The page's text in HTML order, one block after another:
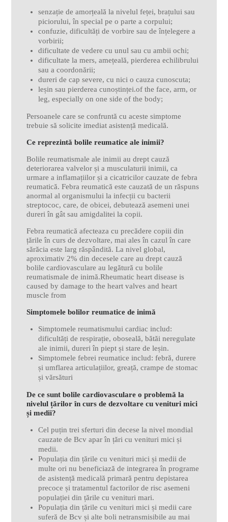
senzație de amorțeală la nivelul feței, brațului sau
piciorului, în special pe o parte a corpului;
confuzie, dificultăți de vorbire sau de înțelegere a
vorbirii;
dificultate de vedere cu unul sau cu ambii ochi;
dificultate la mers, amețeală, pierderea echilibrului
sau a coordonării;
dureri de cap severe, cu nici o cauza cunoscuta;
leșin sau pierderea cunoștinței.of the face, arm, or
leg, especially on one side of the body;
Persoanele care se confruntă cu aceste simptome
trebuie să solicite imediat asistență medicală.
Ce reprezintă bolile reumatice ale inimii?
Bolile reumatismale ale inimii au drept cauză
deteriorarea valvelor și a musculaturii inimii, ca
urmare a inflamațiilor și a cicatricilor cauzate de febra
reumatică. Febra reumatică este cauzată de un răspuns
anormal al organismului la infecții cu bacterii
streptococ, care, de obicei, debutează asemeni unei
dureri în gât sau amigdalitei la copii.
Febra reumatică afecteaza cu precădere copiii din
țările în curs de dezvoltare, mai ales în cazul în care
sărăcia este larg răspândită. La nivel global,
aproximativ 2% din decesele care au drept cauză
bolile cardiovasculare au legătură cu bolile
reumatismale de inimă.Rheumatic heart disease is
caused by damage to the heart valves and heart
muscle from
Simptomele bolilor reumatice de inimă
Simptomele reumatismului cardiac includ:
dificultăți de respirație, oboseală, bătăi neregulate
ale inimii, dureri în piept și stare de leșin.
Simptomele febrei reumatice includ: febră, durere
și umflarea articulațiilor, greață, crampe de stomac
și vărsături
De ce sunt bolile cardiovasculare o problemă la
nivelul țărilor în curs de dezvoltare cu venituri mici
și medii?
Cel puțin trei sferturi din decese la nivel mondial
cauzate de Bcv apar în țări cu venituri mici și
medii.
Populația din țările cu venituri mici și medii de
multe ori nu beneficiază de integrarea în programe
de asistență medicală primară pentru depistarea
precoce și tratamentul factorilor de risc asemeni
populației din țările cu venituri mari.
Populația din țările cu venituri mici și medii care
suferă de Bcv și alte boli netransmisibile au mai